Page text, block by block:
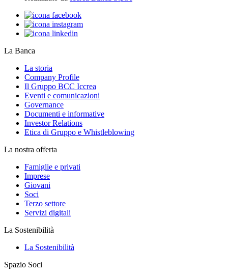
La Banca
La storia
Company Profile
Il Gruppo BCC Iccrea
Eventi e comunicazioni
Governance
Documenti e informative
Investor Relations
Etica di Gruppo e Whistleblowing
La nostra offerta
Famiglie e privati
Imprese
Giovani
Soci
Terzo settore
Servizi digitali
La Sostenibilità
La Sostenibilità
Spazio Soci